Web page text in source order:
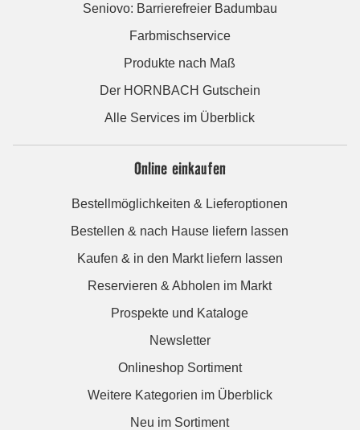
Seniovo: Barrierefreier Badumbau
Farbmischservice
Produkte nach Maß
Der HORNBACH Gutschein
Alle Services im Überblick
Online einkaufen
Bestellmöglichkeiten & Lieferoptionen
Bestellen & nach Hause liefern lassen
Kaufen & in den Markt liefern lassen
Reservieren & Abholen im Markt
Prospekte und Kataloge
Newsletter
Onlineshop Sortiment
Weitere Kategorien im Überblick
Neu im Sortiment